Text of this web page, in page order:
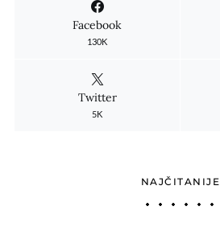
Facebook
130K
Twitter
5K
NAJČITANIJE